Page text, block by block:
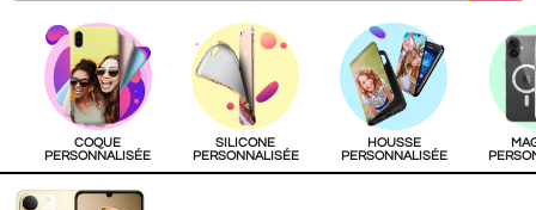
COQUE
PERSONNALISÉE
SILICONE
PERSONNALISÉE
HOUSSE
PERSONNALISÉE